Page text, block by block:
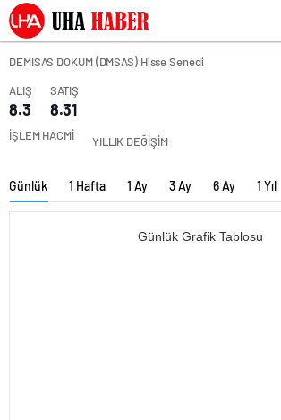
DEMISAS DOKUM (DMSAS) Hisse Senedi
ALIŞ
8.3
SATIŞ
8.31
İŞLEM HACMİ YILLIK DEĞİŞİM
Günlük 1 Hafta 1 Ay 3 Ay 6 Ay 1 Yıl
Günlük Grafik Tablosu